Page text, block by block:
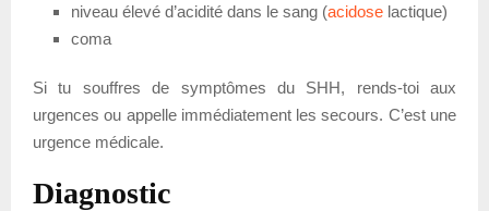
niveau élevé d’acidité dans le sang (acidose lactique)
coma
Si tu souffres de symptômes du SHH, rends-toi aux
urgences ou appelle immédiatement les secours. C’est une
urgence médicale.
Diagnostic